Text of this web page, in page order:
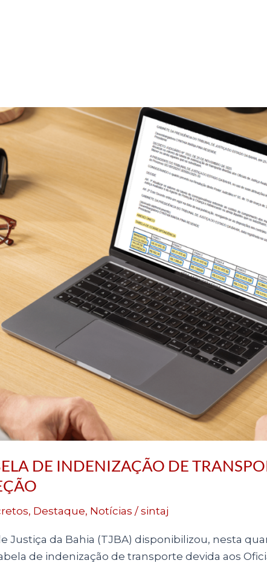
DE INDENIZAÇÃO DE
, Destaque, Notícias / sintaj
Justiça da Bahia (TJBA) disponibilizou, nesta
de indenização de transporte devida aos